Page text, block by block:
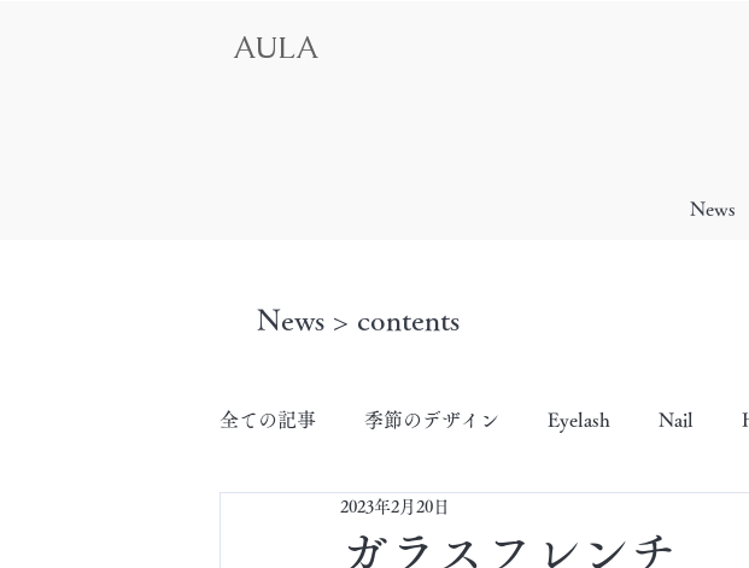
AULA
News
News > contents
全ての記事 季節のデザイン Eyelash Nail
ガラスフレンチ
2023年2月20日